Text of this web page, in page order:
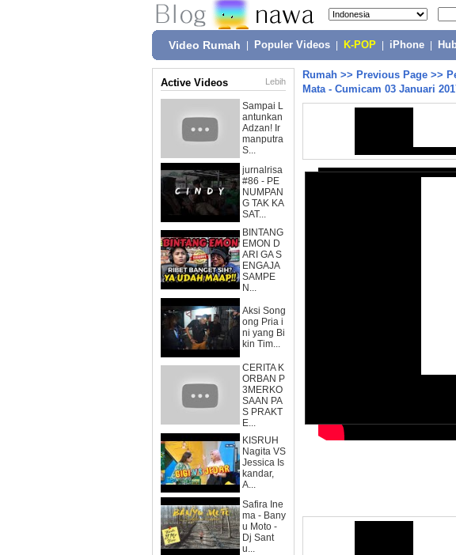
Video Rumah Populer Videos K-POP iPhone
Active Videos Lebih
Sampai L
antunkan
Adzan! Ir
manputra
S...
jurnalrisa
#86 - PE
NUMPAN
G TAK KA
SAT...
BINTANG
EMON D
ARI GA S
ENGAJA
SAMPE
N...
Aksi Song
ong Pria i
ni yang Bi
kin Tim...
CERITA K
ORBAN P
3MERKO
SAAN PA
S PRAKT
E...
KISRUH
Nagita VS
Jessica Is
kandar,
A...
Safira Ine
ma - Bany
u Moto -
Dj Sant
u...
Rumah >> Previous Page >>
Mata - Cumicam 03 Januari